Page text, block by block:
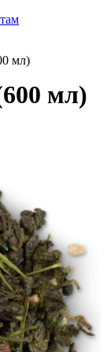
мл)
мл)